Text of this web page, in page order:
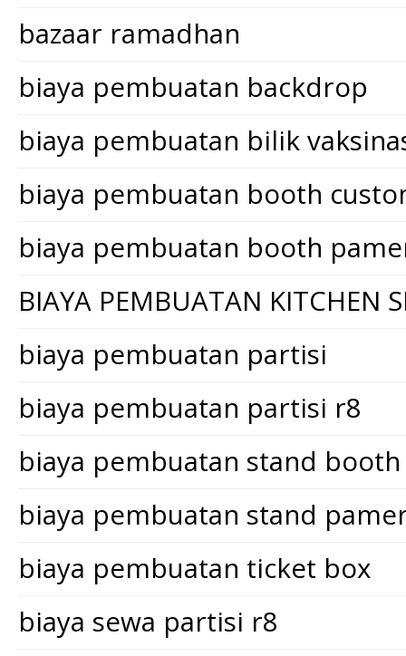
bazaar ramadhan
biaya pembuatan backdrop
biaya pembuatan bilik
biaya pembuatan booth
biaya pembuatan booth
BIAYA PEMBUATAN KITCHEN
biaya pembuatan partisi
biaya pembuatan partisi r8
biaya pembuatan stand booth
biaya pembuatan stand
biaya pembuatan ticket box
biaya sewa partisi r8